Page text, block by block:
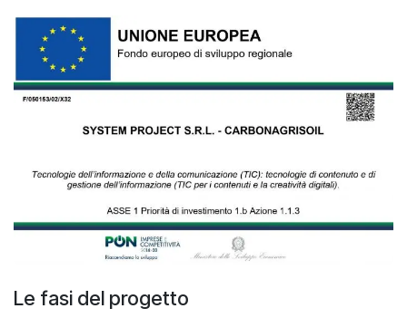
Le fasi del progetto